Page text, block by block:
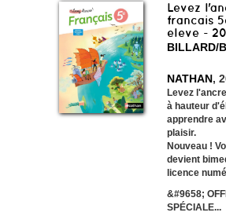
Levez
francais
eleve -
BILLARD/
NATHAN,
Levez
à hauteur
apprendre
plaisir.
Nouveau !
devient
licence
&#9658;
SPÉCIALE...